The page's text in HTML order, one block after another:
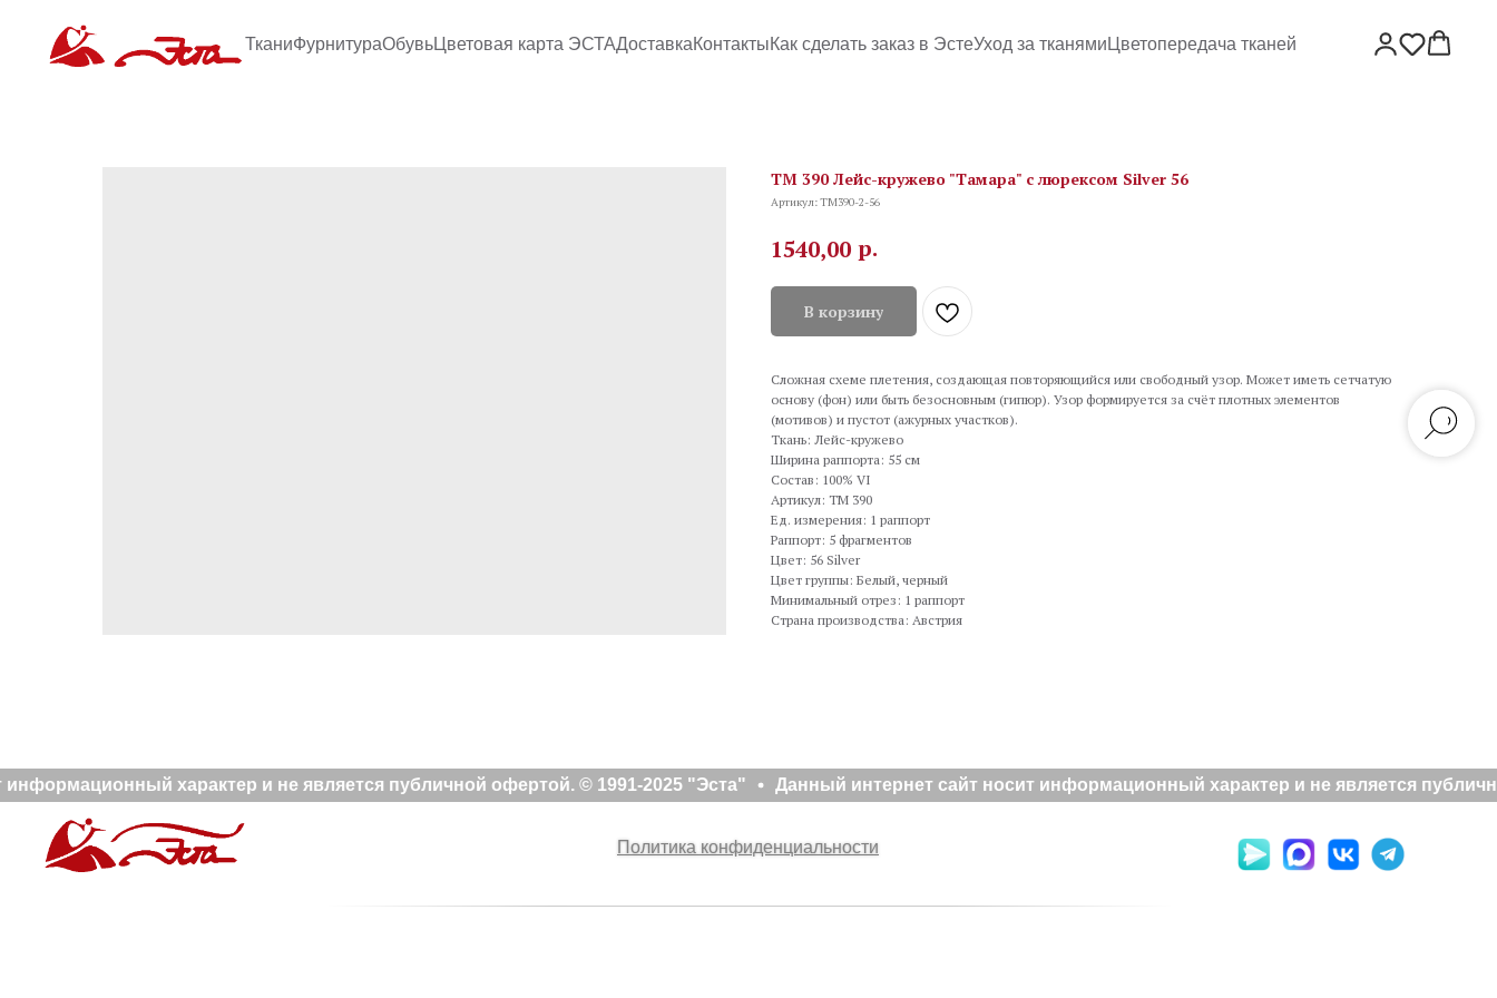
ТканиФурнитураОбувьЦветовая карта ЭСТАДоставкаКонтактыКак сделать заказ в ЭстеУход за тканями Цветопередача тканей
TM 390 Лейс-кружево "Тамара" c люрексом Silver 56
Артикул:TM390-2-56
1540,00 р.
В корзину
Сложная схеме плетения, создающая повторяющийся или свободный узор. Может иметь сетчатую
основу (фон) или быть безосновным (гипюр). Узор формируется за счёт плотных элементов
(мотивов) и пустот (ажурных участков).
Ткань: Лейс-кружево
Ширина раппорта: 55 см
Состав: 100% VI
Артикул: TM 390
Ед. измерения: 1 раппорт
Раппорт: 5 фрагментов
Цвет: 56 Silver
Цвет группы: Белый, черный
Минимальный отрез: 1 раппорт
Страна производства: Австрия
характер и не является публичной офертой. © 1991-2025 "Эста" Данный интернет сайт носит информационный характер и не является
Политика конфиденциальности